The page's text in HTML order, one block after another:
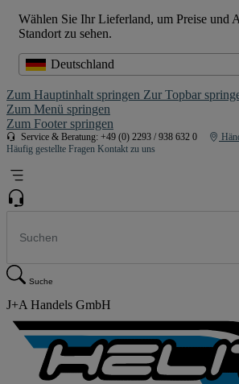
Wählen Sie Ihr Lieferland, um Preise und
Standort zu sehen.
Deutschland
Zum Hauptinhalt springen Zur Topbar
Zum Menü springen
Zum Footer springen
Service & Beratung: +49 (0) 2293 / 938 632 0
Häufig gestellte Fragen Kontakt zu uns
Suche
J+A Handels GmbH